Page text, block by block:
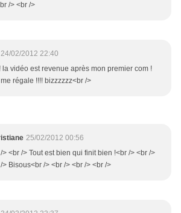
/> <br />
24/02/2012 22:40
la vidéo est revenue après mon premier com !
régale !!!! bizzzzzz<br />
25/02/2012 00:56
> <br /> Tout est bien qui finit bien !<br /> <br />
> Bisous<br /> <br /> <br /> <br />